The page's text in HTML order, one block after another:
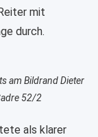
mit
durch.
am Bildrand Dieter
52/2
als klarer